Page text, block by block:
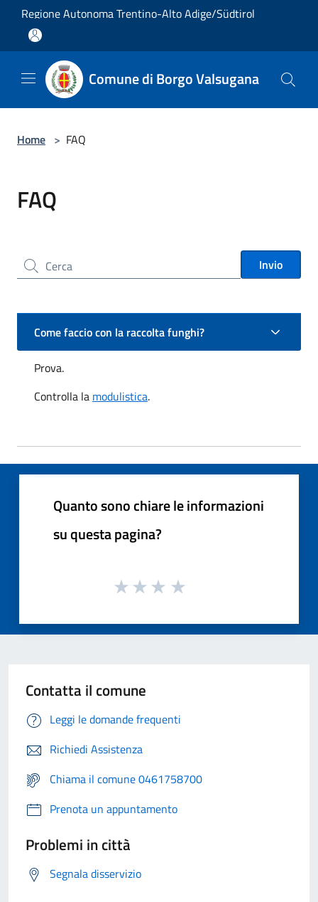
Salta al contenuto principale
Regione Autonoma Trentino-Alto Adige/Südtirol
Comune di Borgo Valsugana
Home > FAQ
FAQ
Cerca nel sito Invio
Come faccio con la raccolta funghi?
Prova.
Controlla la modulistica.
Quanto sono chiare le informazioni
su questa pagina?
Contatta il comune
Leggi le domande frequenti
Richiedi Assistenza
Chiama il comune 0461758700
Prenota un appuntamento
Problemi in città
Segnala disservizio